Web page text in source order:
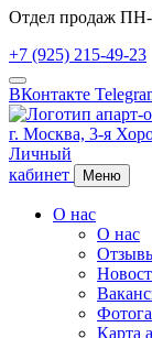
Отдел продаж
+7 (925) 215-49-23
ВКонтакте
г. Москва, 3-я
Личный
кабинет
Меню
О нас
О нас
Карта